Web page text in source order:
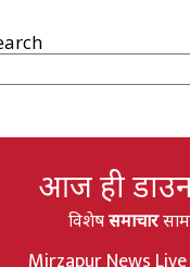
आज ही
विशेषसमाचार